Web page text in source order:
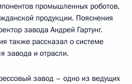
промышленных роботов,
продукции. Пояснения
завода Андрей Гартунг.
также рассказал о системе
завода и отрасли.
завод – одно из ведущих